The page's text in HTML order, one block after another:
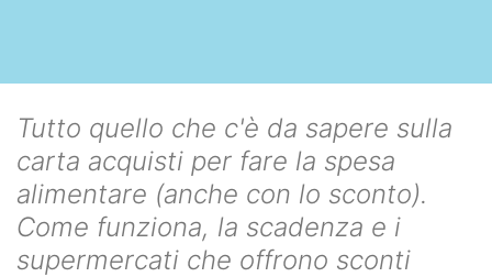
Tutto quello che c'è da sapere sulla
carta acquisti per fare la spesa
alimentare (anche con lo sconto).
Come funziona, la scadenza e i
supermercati che offrono sconti